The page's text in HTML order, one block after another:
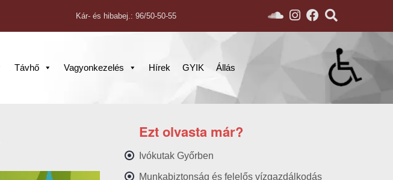
Kár- és hibabej.: 96/50-50-55
Távhő Vagyonkezelés Hírek GYIK Állás
Ezt olvasta már?
Ivókutak Győrben
Munkabiztonság és felelős vízgazdálkodás